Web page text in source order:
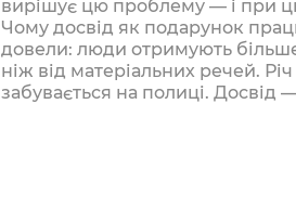
вирішує цю проблему — і при
Чому досвід як подарунок
довели: люди отримують
ніж від матеріальних речей.
забувається на полиці. Досвід